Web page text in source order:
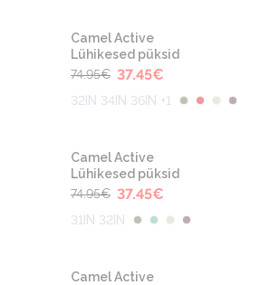
-50%
Camel Active
Lühikesed püksid
74.95€ 37.45€
32IN 34IN 36IN +1
-50%
Camel Active
Lühikesed püksid
74.95€ 37.45€
31IN 32IN
-50%
Camel Active